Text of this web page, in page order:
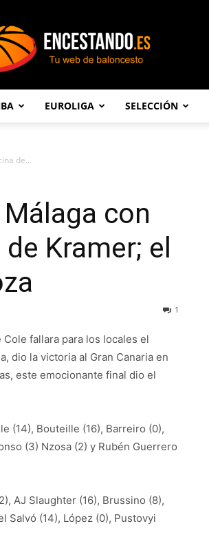
EUROLIGA SELECCIÓN
de...
con
Kramer; el
1
fallara para los locales el
dio la victoria al Gran Canaria en
este emocionante final dio el
(14), Bouteille (16), Barreiro (0),
(3) Nzosa (2) y Rubén Guerrero
AJ Slaughter (16), Brussino (8),
Salvó (14), López (0), Pustovyi